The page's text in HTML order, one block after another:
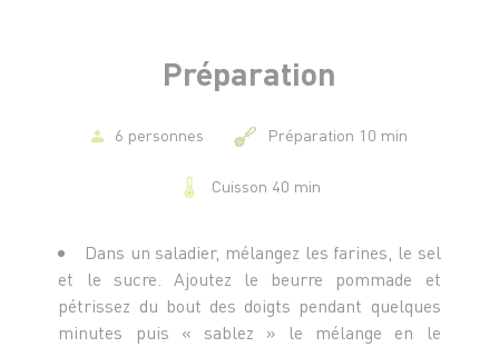
- 1 blanc de poireau
- 4 petites pommes de terre
Préparation
6 personnes Préparation 10 min
Cuisson 40 min
Dans un saladier, mélangez les farines, le sel
et le sucre. Ajoutez le beurre pommade et
pétrissez du bout des doigts pendant quelques
minutes puis « sablez » le mélange en le